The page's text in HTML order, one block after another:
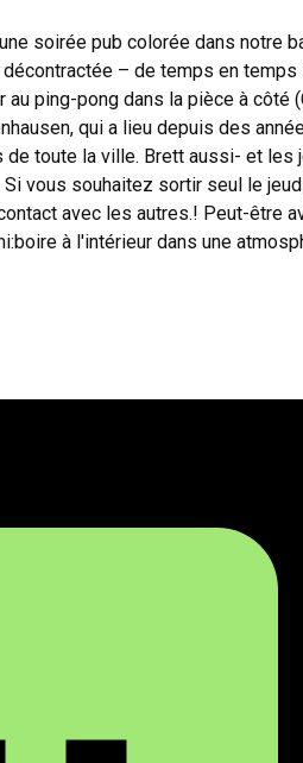
soirée pub colorée dans notre
– de temps en
ping-pong dans la pièce à côté
qui a lieu depuis des
toute la ville. Brett aussi- et
vous souhaitez sortir seul le
avec les autres.! Peut-être
à l'intérieur dans une